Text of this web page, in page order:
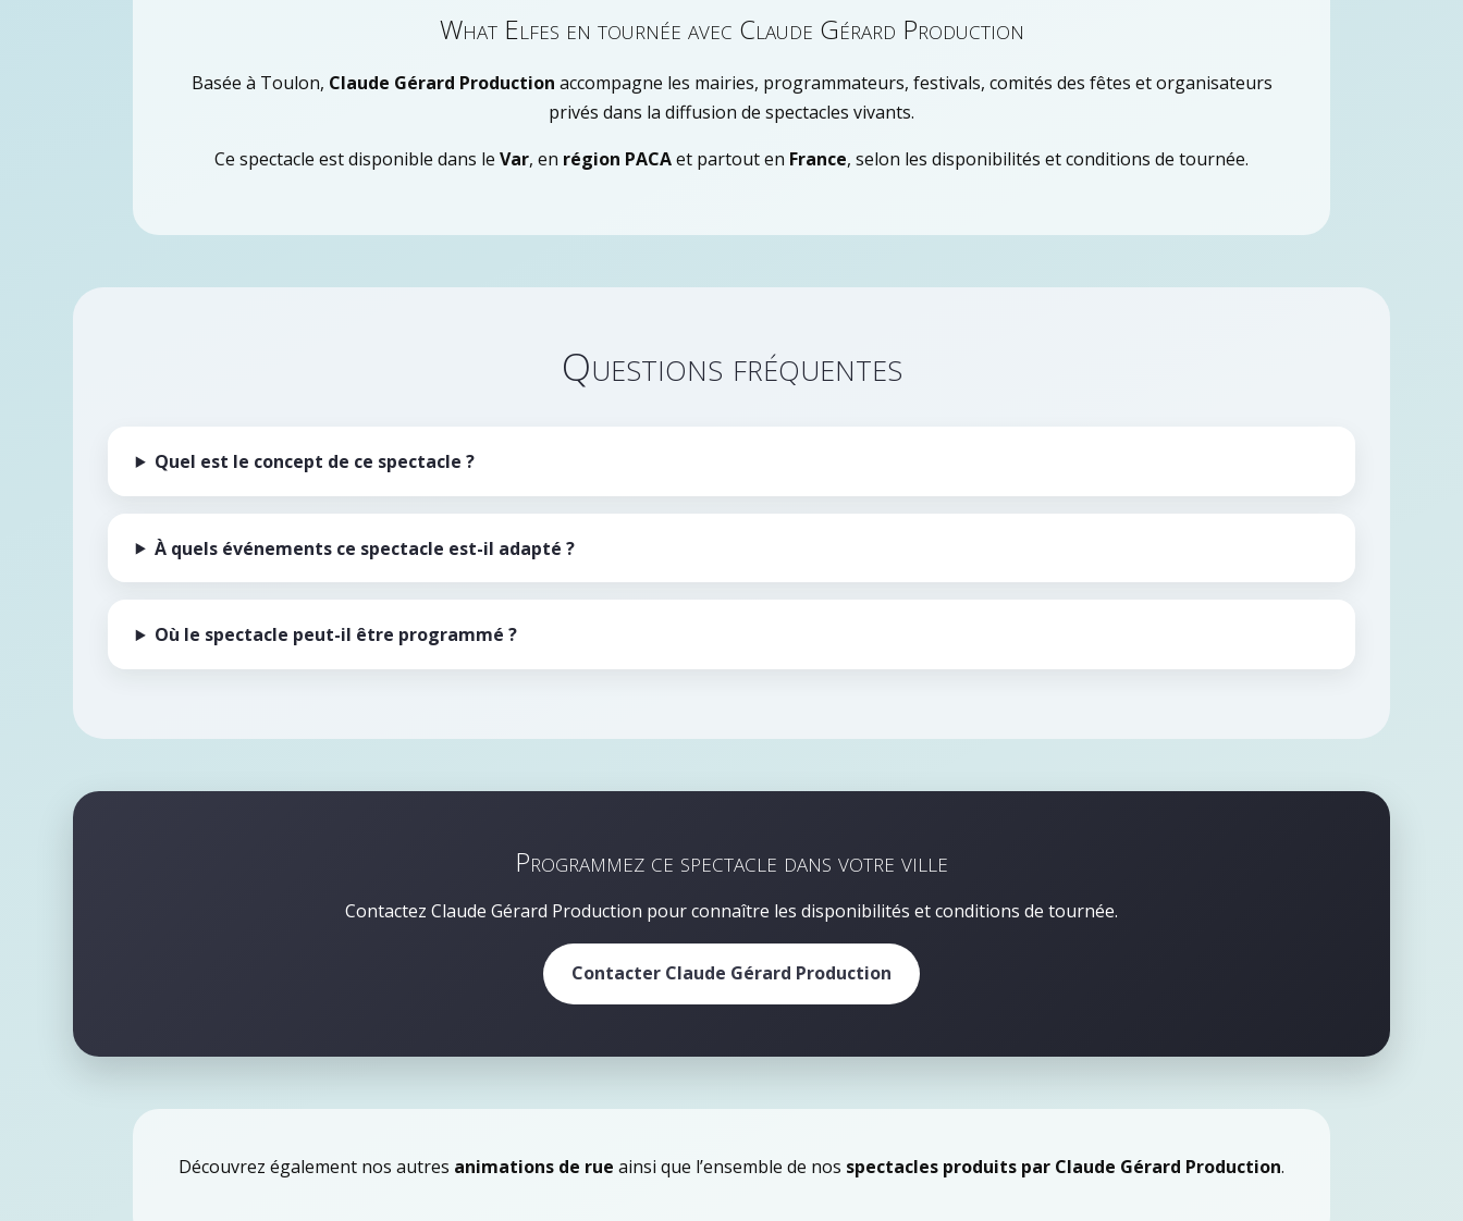
What Elfes en tournée avec Claude Gérard Production
Basée à Toulon, Claude Gérard Production accompagne les mairies, programmateurs, festivals, comités des fêtes et organisateurs
privés dans la diffusion de spectacles vivants.
Ce spectacle est disponible dans le Var, en région PACAet partout en France, selon les disponibilités et conditions de tournée.
Questions fréquentes
Quel est le concept de ce spectacle ?
À quels événements ce spectacle est-il adapté ?
Où le spectacle peut-il être programmé ?
Programmez ce spectacle dans votre ville
Contactez Claude Gérard Production pour connaître les disponibilités et conditions de tournée.
Contacter Claude Gérard Production
Découvrez également nos autres animations de rue ainsi que l’ensemble de nos spectacles produits par Claude Gérard Production.